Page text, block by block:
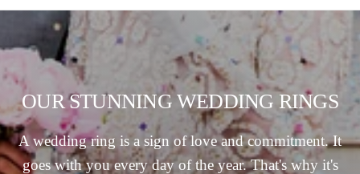
OUR STUNNING WEDDING RINGS
A wedding ring is a sign of love and commitment. It
goes with you every day of the year. That's why it's